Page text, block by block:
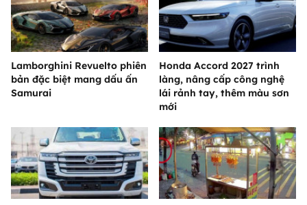
Lamborghini Revuelto phiên
bản đặc biệt mang dấu ấn
Samurai
Honda Accord 2027 trình
làng, nâng cấp công nghệ
lái rảnh tay, thêm màu sơn
mới